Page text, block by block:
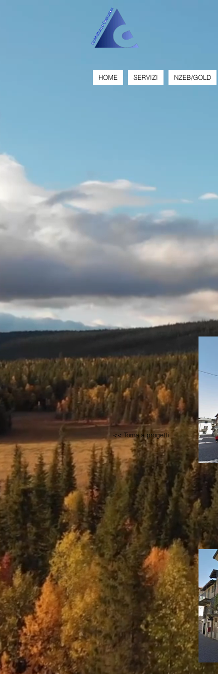
HOME SERVIZI NZEB/GOLD
<< Torna a progetti